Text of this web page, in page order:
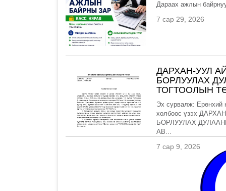
Дараах ажлын
7 сар 29, 2026
ДАРХАН-УУЛ
БОРЛУУЛАХ
ТОГТООЛЫН
Эх сурвалж: Ерөнхий
холбоос үзэх
БОРЛУУЛАХ
АВ...
7 сар 9, 2026